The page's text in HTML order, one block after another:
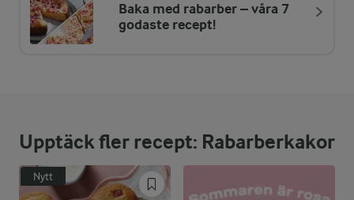
ENERGIDISTRIBUTION %
NÄRINGSVÄRDEN PER BIT
Fett:
51,4 %
15,5 g
Kolhydrater:
42,2 %
27,7 g
Baka med rabarber – våra 7
godaste recept!
Upptäck fler recept: Rabarberkakor
Nytt